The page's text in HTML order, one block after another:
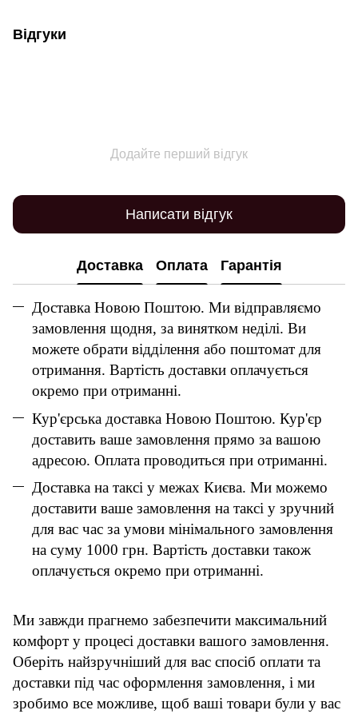
Відгуки
Додайте перший відгук
Написати відгук
Доставка Оплата Гарантія
Доставка Новою Поштою. Ми відправляємо
замовлення щодня, за винятком неділі. Ви
можете обрати відділення або поштомат для
отримання. Вартість доставки оплачується
окремо при отриманні.
Кур'єрська доставка Новою Поштою. Кур'єр
доставить ваше замовлення прямо за вашою
адресою. Оплата проводиться при отриманні.
Доставка на таксі у межах Києва. Ми можемо
доставити ваше замовлення на таксі у зручний
для вас час за умови мінімального замовлення
на суму 1000 грн. Вартість доставки також
оплачується окремо при отриманні.
Ми завжди прагнемо забезпечити максимальний
комфорт у процесі доставки вашого замовлення.
Оберіть найзручніший для вас спосіб оплати та
доставки під час оформлення замовлення, і ми
зробимо все можливе, щоб ваші товари були у вас